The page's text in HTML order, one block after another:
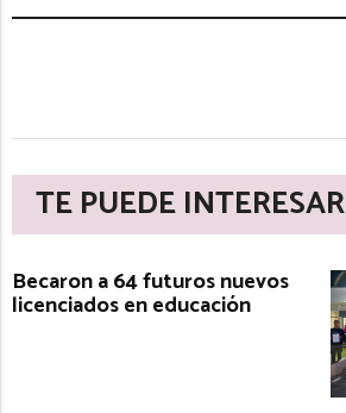
TE PUEDE INTERESAR
Becaron a 64 futuros nuevos
licenciados en educación